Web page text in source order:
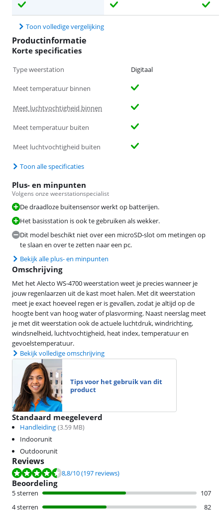
Toon volledige vergelijking
Productinformatie
Korte specificaties
Type weerstation Digitaal
Meet temperatuur binnen
Meet luchtvochtigheid binnen
Meet temperatuur buiten
Meet luchtvochtigheid buiten
Toon alle specificaties
Plus- en minpunten
Volgens onze weerstationspecialist
De draadloze buitensensor werkt op batterijen.
Het basisstation is ook te gebruiken als wekker.
Dit model beschikt niet over een microSD-slot om metingen op
te slaan en over te zetten naar een pc.
Bekijk alle plus- en minpunten
Omschrijving
Met het Alecto WS-4700 weerstation weet je precies wanneer je
jouw regenlaarzen uit de kast moet halen. Met dit weerstation
meet je exact hoeveel regen er is gevallen, zodat je altijd op de
hoogte bent van hoog water of plasvorming. Naast neerslag meet
je met dit weerstation ook de actuele luchtdruk, windrichting,
windsnelheid, luchtvochtigheid, heat index, temperatuur en
gevoelstemperatuur.
Bekijk volledige omschrijving
Tips voor het gebruik van dit
product
Standaard meegeleverd
Handleiding (3.59 MB)
Indoorunit
Outdoorunit
Reviews
Beoordeling is 8,8 van de 10, gebaseerd op 197 reviews.
8,8/10(197 reviews)
Beoordeling
5 sterren
107
4 sterren
82